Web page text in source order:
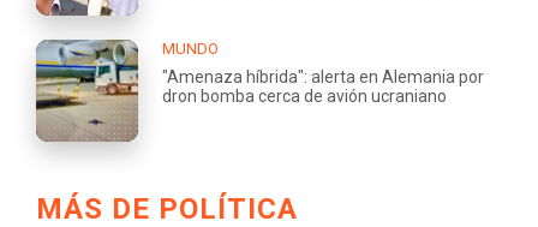
MUNDO
"Amenaza híbrida": alerta en Alemania por
dron bomba cerca de avión ucraniano
MÁS DE POLÍTICA